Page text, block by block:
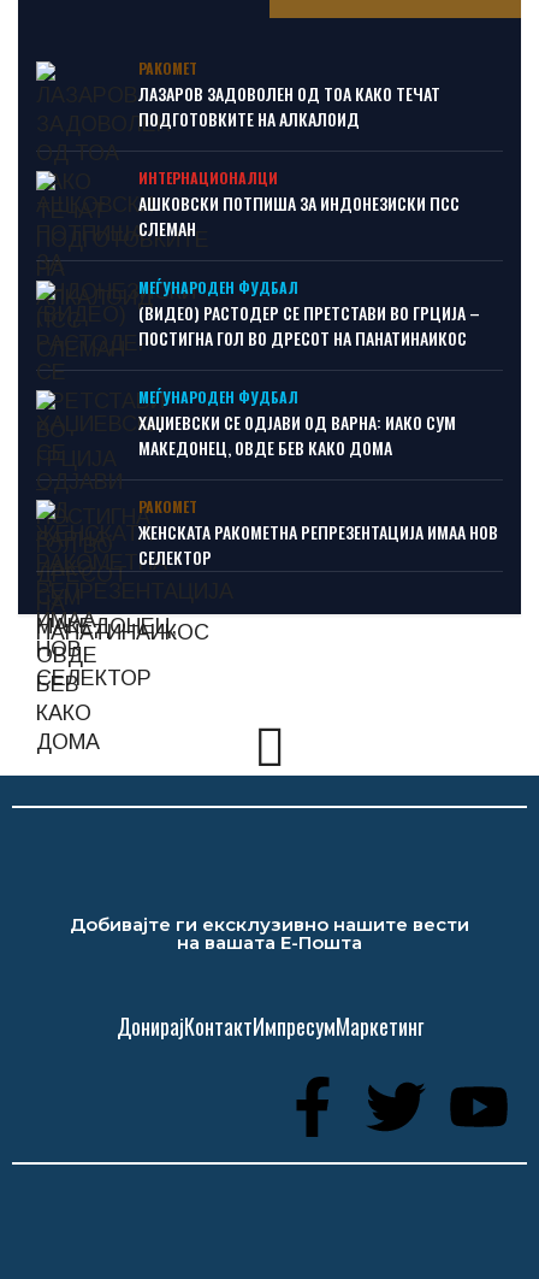
РАКОМЕТ
ЛАЗАРОВ ЗАДОВОЛЕН ОД ТОА КАКО ТЕЧАТ
ПОДГОТОВКИТЕ НА АЛКАЛОИД
ИНТЕРНАЦИОНАЛЦИ
АШКОВСКИ ПОТПИША ЗА ИНДОНЕЗИСКИ ПСС
СЛЕМАН
МЕЃУНАРОДЕН ФУДБАЛ
(ВИДЕО) РАСТОДЕР СЕ ПРЕТСТАВИ ВО ГРЦИЈА –
ПОСТИГНА ГОЛ ВО ДРЕСОТ НА ПАНАТИНАИКОС
МЕЃУНАРОДЕН ФУДБАЛ
ХАЏИЕВСКИ СЕ ОДЈАВИ ОД ВАРНА: ИАКО СУМ
МАКЕДОНЕЦ, ОВДЕ БЕВ КАКО ДОМА
РАКОМЕТ
ЖЕНСКАТА РАКОМЕТНА РЕПРЕЗЕНТАЦИЈА ИМАА НОВ
СЕЛЕКТОР
Добивајте ги ексклузивно нашите вести
на вашата Е-Пошта
ДонирајКонтактИмпресумМаркетинг